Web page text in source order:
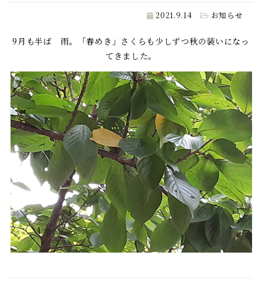
2021.9.14 お知らせ
9月も半ば 雨。「春めき」さくらも少しずつ秋の装いになっ
てきました。